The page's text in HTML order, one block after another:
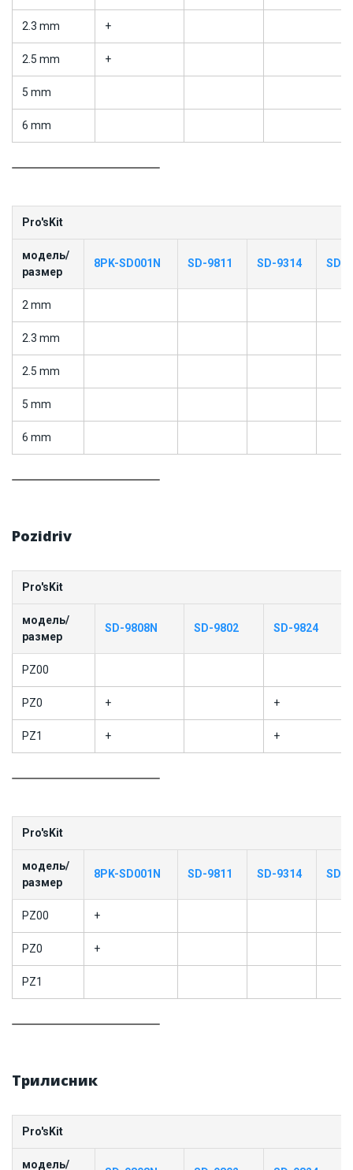
2.3 mm +
2.5 mm +
5 mm
6 mm
Pro'sKit
модель/
размер
8PK-SD001N SD-9811 SD-9314 SD-
2 mm
2.3 mm
2.5 mm
5 mm
6 mm
Pozidriv
Pro'sKit
модель/
размер
SD-9808N SD-9802 SD-9824
PZ00
PZ0 + +
PZ1 + +
Pro'sKit
модель/
размер
8PK-SD001N SD-9811 SD-9314 SD-
PZ00 +
PZ0 +
PZ1
Трилисник
Pro'sKit
модель/